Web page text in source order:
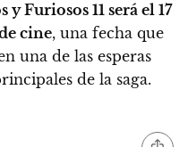
Furiosos 11 será el 17
cine, una fecha que
una de las esperas
de la saga.